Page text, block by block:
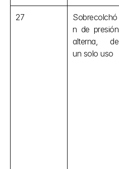
27
Sobrecolchó
n de presión
alterna, de
un solo uso